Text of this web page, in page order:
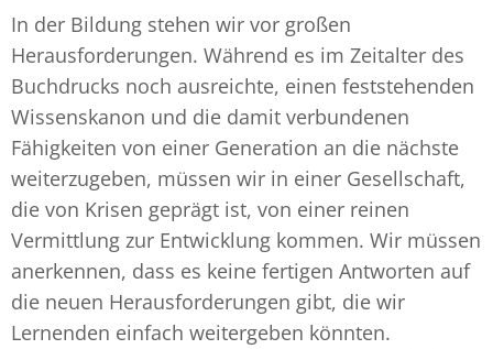
In der Bildung stehen wir vor großen
Herausforderungen. Während es im Zeitalter des
Buchdrucks noch ausreichte, einen feststehenden
Wissenskanon und die damit verbundenen
Fähigkeiten von einer Generation an die nächste
weiterzugeben, müssen wir in einer Gesellschaft,
die von Krisen geprägt ist, von einer reinen
Vermittlung zur Entwicklung kommen. Wir müssen
anerkennen, dass es keine fertigen Antworten auf
die neuen Herausforderungen gibt, die wir
Lernenden einfach weitergeben könnten.